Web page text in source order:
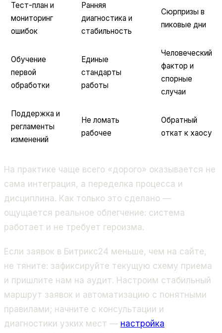
Тест-план и
мониторинг
ошибок
Ранняя
диагностика и
стабильность
Сюрпризы в
пиковые дни
Обучение
первой
обработки
Единые
стандарты
работы
Человеческий
фактор и
спорные
случаи
Поддержка и
регламенты
изменений
Не ломать
рабочее
Обратный
откат к хаосу
На практике чаще всего «дорого» оказывается не
сама интеграция, а переделка процесса и
дисциплина. Как только это сделано —
ощущается реальное облегчение: система
работает и не требует героизма.
Если заявок в Битрикс24 меньше, чем на сайте,
не тяните: зафиксируйте текущую схему приема
и пришлите нам на аудит. Настроим стабильный
маршрут заявок и автоматизацию с понятными
правилами; начните с консультации и
диагностики узких мест — настройка